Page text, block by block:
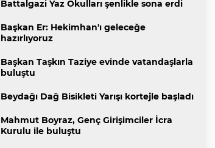
Battalgazi Yaz Okulları şenlikle sona erdi
Başkan Er: Hekimhan'ı geleceğe
hazırlıyoruz
Başkan Taşkın Taziye evinde vatandaşlarla
buluştu
Beydağı Dağ Bisikleti Yarışı kortejle başladı
Mahmut Boyraz, Genç Girişimciler İcra
Kurulu ile buluştu